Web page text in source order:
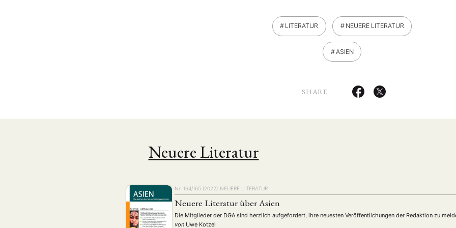
LITERATUR NEUERE LITERATUR
ASIEN
SHARE
Neuere Literatur
Nr. 164/165 (2022) NEUERE LITERATUR
Neuere Literatur über Asien
Die Mitglieder der DGA sind herzlich aufgefordert, ihre neuesten Veröffentlichungen der Redaktion zu
von Uwe Kotzel